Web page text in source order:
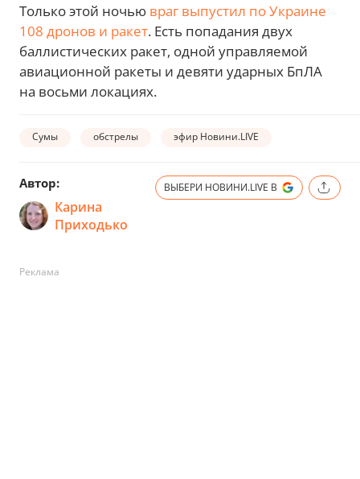
Только этой ночью враг выпустил по Украине
108 дронов и ракет. Есть попадания двух
баллистических ракет, одной управляемой
авиационной ракеты и девяти ударных БпЛА
на восьми локациях.
Сумы обстрелы эфир Новини.LIVE
Автор:
Карина
Приходько
ВЫБЕРИ НОВИНИ.LIVE В
Реклама